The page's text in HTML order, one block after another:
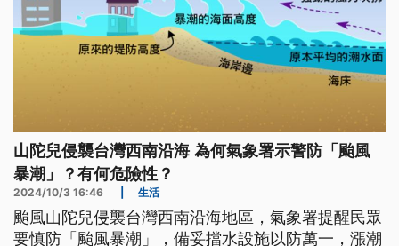
山陀兒侵襲台灣西南沿海 為何氣象署示警防「颱風
暴潮」？有何危險性？
2024/10/3 16:46 生活
颱風山陀兒侵襲台灣西南沿海地區，氣象署提醒民眾
要慎防「颱風暴潮」，備妥擋水設施以防萬一，漲潮